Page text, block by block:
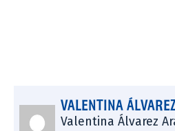
VALENTINA
Valentina Álvarez